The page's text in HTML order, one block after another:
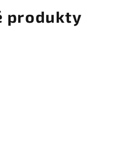
produkty